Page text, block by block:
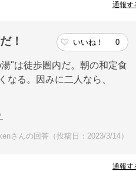
通報す
！ いいね！ 0
"は徒歩圏内だ。朝の和定食
なる。因みに二人なら、
さんの回答（投稿日：2023/3/14）
通報す